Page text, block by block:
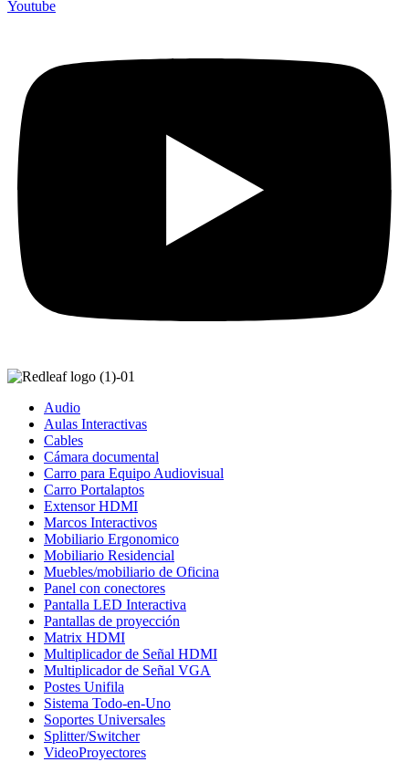
Youtube
Audio
Aulas Interactivas
Cables
Cámara documental
Carro para Equipo Audiovisual
Carro Portalaptos
Extensor HDMI
Marcos Interactivos
Mobiliario Ergonomico
Mobiliario Residencial
Muebles/mobiliario de Oficina
Panel con conectores
Pantalla LED Interactiva
Pantallas de proyección
Matrix HDMI
Multiplicador de Señal HDMI
Multiplicador de Señal VGA
Postes Unifila
Sistema Todo-en-Uno
Soportes Universales
Splitter/Switcher
VideoProyectores